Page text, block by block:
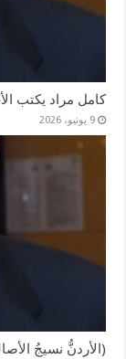
كامل مراد يكتب
9 يونيو، 2026
(الأردنُّ نسيجُ